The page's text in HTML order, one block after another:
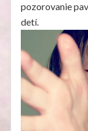
pozorovanie
detí.